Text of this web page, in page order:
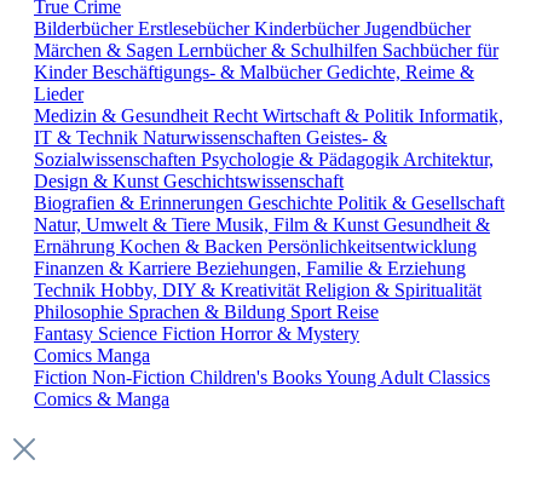
True Crime
BilderbücherErstlesebücherKinderbücherJugendbücher
Märchen & Sagen Lernbücher & Schulhilfen Sachbücher für
KinderBeschäftigungs- & MalbücherGedichte, Reime &
Lieder
Medizin & Gesundheit Recht Wirtschaft & Politik Informatik,
IT & Technik Naturwissenschaften Geistes- &
Sozialwissenschaften Psychologie & Pädagogik Architektur,
Design & Kunst Geschichtswissenschaft
Biografien & Erinnerungen Geschichte Politik & Gesellschaft
Natur, Umwelt & Tiere Musik, Film & Kunst Gesundheit &
Ernährung Kochen & Backen Persönlichkeitsentwicklung
Finanzen & Karriere Beziehungen, Familie & Erziehung
Technik Hobby, DIY & Kreativität Religion & Spiritualität
Philosophie Sprachen & Bildung Sport Reise
Fantasy Science Fiction Horror & Mystery
Comics Manga
Fiction Non-Fiction Children's BooksYoung Adult Classics
Comics & Manga